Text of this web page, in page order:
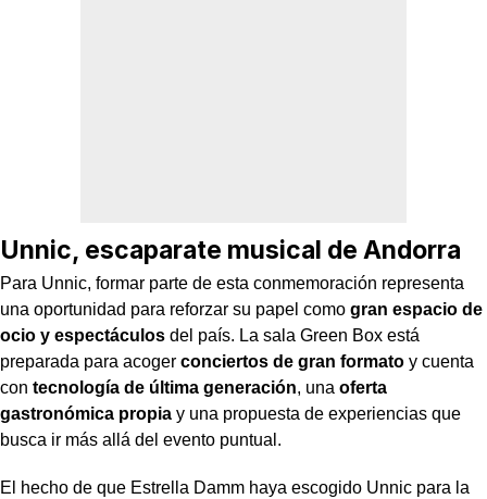
Unnic, escaparate musical de Andorra
Para Unnic, formar parte de esta conmemoración representa
una oportunidad para reforzar su papel como gran espacio de
ocio y espectáculos del país. La sala Green Box está
preparada para acoger conciertos de gran formato y cuenta
con tecnología de última generación, una oferta
gastronómica propia y una propuesta de experiencias que
busca ir más allá del evento puntual.
El hecho de que Estrella Damm haya escogido Unnic para la